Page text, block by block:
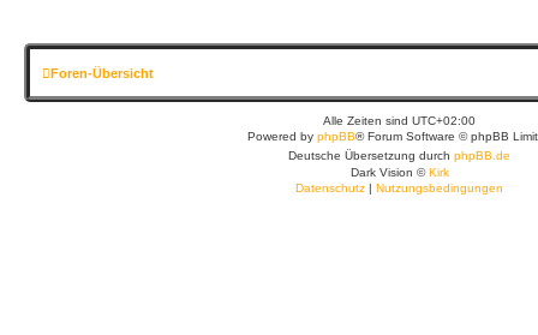
Foren-Übersicht
Alle Zeiten sind UTC+02:00
Powered by phpBB® Forum Software © phpBB
Deutsche Übersetzung durch phpBB.de
Dark Vision ©Kirk
Datenschutz | Nutzungsbedingungen